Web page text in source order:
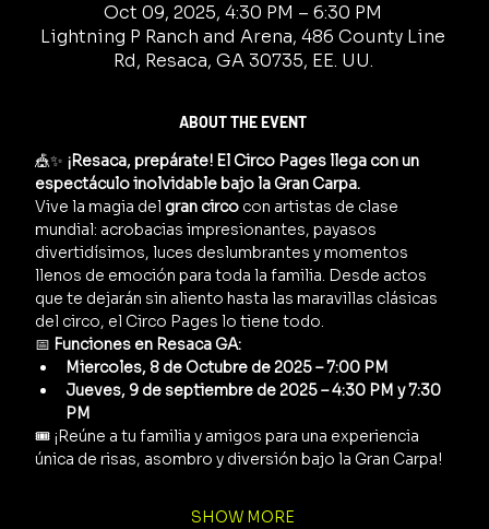
Oct 09, 2025, 4:30 PM – 6:30 PM
Lightning P Ranch and Arena, 486 County Line
Rd, Resaca, GA 30735, EE. UU.
ABOUT THE EVENT
🎪✨ ¡Resaca, prepárate! El Circo Pages llega con un
espectáculo inolvidable bajo la Gran Carpa.
Vive la magia del gran circo con artistas de clase
mundial: acrobacias impresionantes, payasos
divertidísimos, luces deslumbrantes y momentos
llenos de emoción para toda la familia. Desde actos
que te dejarán sin aliento hasta las maravillas clásicas
del circo, el Circo Pages lo tiene todo.
📅 Funciones en Resaca GA:
Miercoles, 8 de Octubre de 2025 – 7:00 PM
Jueves, 9 de septiembre de 2025 – 4:30 PM y 7:30
PM
🎟️ ¡Reúne a tu familia y amigos para una experiencia
única de risas, asombro y diversión bajo la Gran Carpa!
SHOW MORE